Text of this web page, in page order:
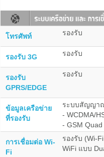
โทรศัพท์ รองรับ
รองรับ 3G รองรับ
รองรับ
GPRS/EDGE
รองรับ
ข้อมูลเครือข่าย
ที่รองรับ
ระบบสัญญาณ
- WCDMA/
- GSM
การเชื่อมต่อ Wi-
Fi
รองรับ (Wi-
WiFi แบบ